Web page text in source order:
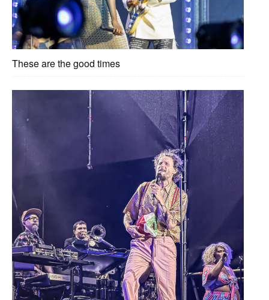
These are the good times